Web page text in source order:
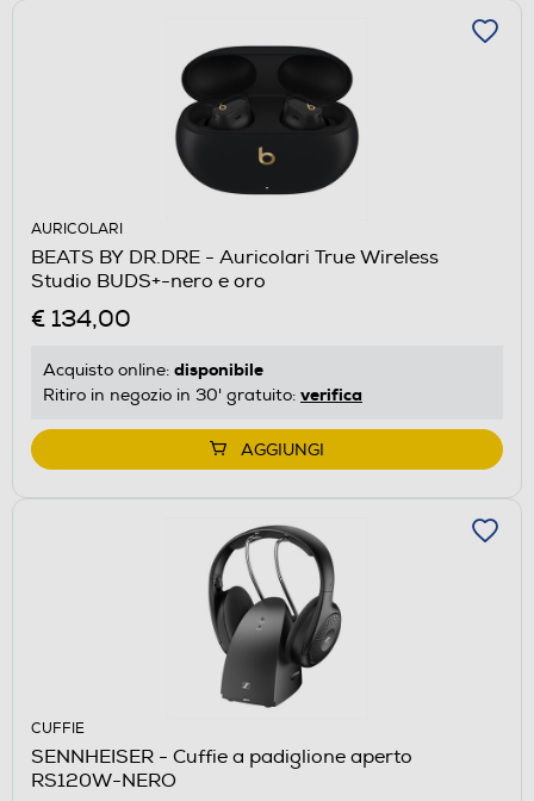
AURICOLARI
BEATS BY DR.DRE - Auricolari True Wireless
Studio BUDS+-nero e oro
€ 134,00
Acquisto online: disponibile
Ritiro in negozio in 30' gratuito: verifica
AGGIUNGI
CUFFIE
SENNHEISER - Cuffie a padiglione aperto
RS120W-NERO